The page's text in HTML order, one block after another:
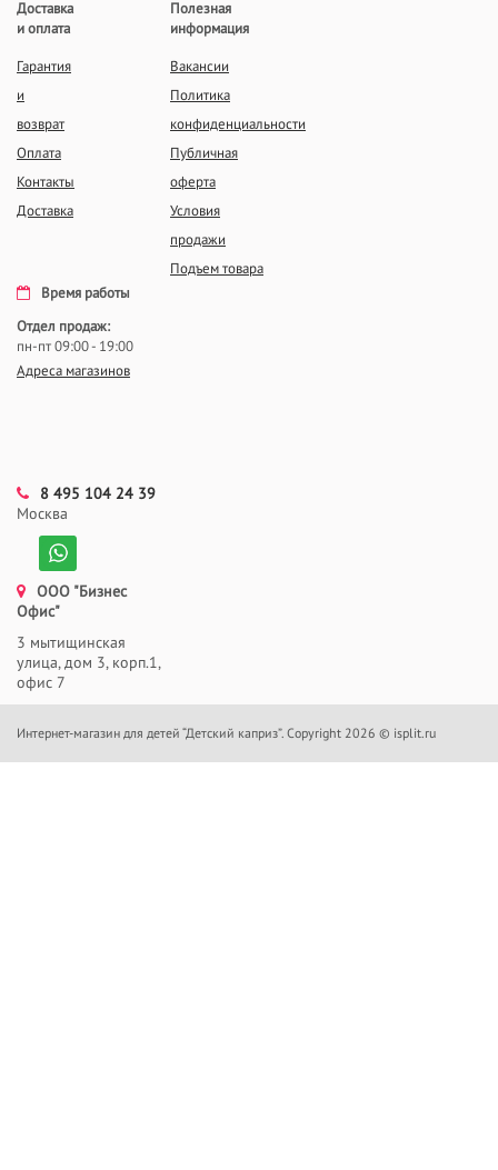
Доставка
и оплата
Гарантия
и
возврат
Оплата
Контакты
Доставка
Полезная
информация
Вакансии
Политика
конфиденциальности
Публичная
оферта
Условия
продажи
Подъем товара
Время работы
Отдел продаж:
пн-пт 09:00 - 19:00
Адреса магазинов
8 495 104 24 39
Москва
ООО "Бизнес
Офис"
3 мытищинская
улица, дом 3, корп.1,
офис 7
Интернет-магазин для детей “Детский каприз”. Copyright 2026 © isplit.ru